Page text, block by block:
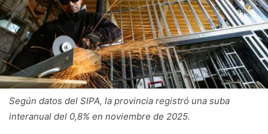
Según datos del SIPA, la provincia registró una suba
interanual del 0,8% en noviembre de 2025.